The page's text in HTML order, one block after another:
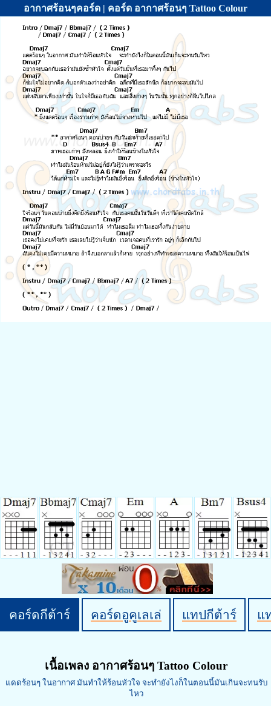
อากาศร้อนๆคอร์ด | คอร์ด อากาศร้อนๆ Tattoo Colour
คอร์ดกีต้าร์ คอร์ดอูคูเลเล่ แทปกีต้าร์ แ
เนื้อเพลง อากาศร้อนๆ Tattoo Colour
แดดร้อนๆ ในอากาศ มันทำให้ร้อนหัวใจ จะทำยังไงก็ในตอนนี้มันเกินจะทนรับ
ไหว